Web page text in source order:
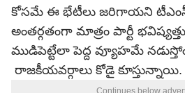
కోసమే ఈ భేటీలు జరిగాయని టీఎంసీ
అంతర్గతంగా మాత్రం పార్టీ
ముడిపెట్టేలా పెద్ద వ్యూహమే
రాజకీయవర్గాలు కోడై కూస్తున్నాయి.
Continues below